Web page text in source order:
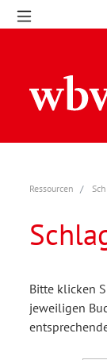
Ressourcen
Bitte klicken
jeweiligen